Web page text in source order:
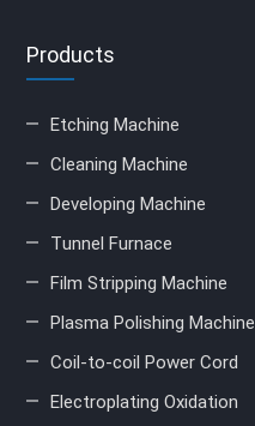
Products
Etching Machine
Cleaning Machine
Developing Machine
Tunnel Furnace
Film Stripping Machine
Plasma Polishing Machine
Coil-to-coil Power Cord
Electroplating Oxidation